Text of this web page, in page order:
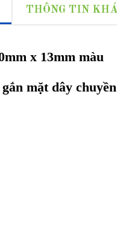
THÔNG TIN
x 13mm màu
mặt dây chuyền